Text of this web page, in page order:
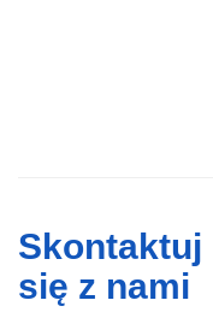
Skontaktuj
się z nami